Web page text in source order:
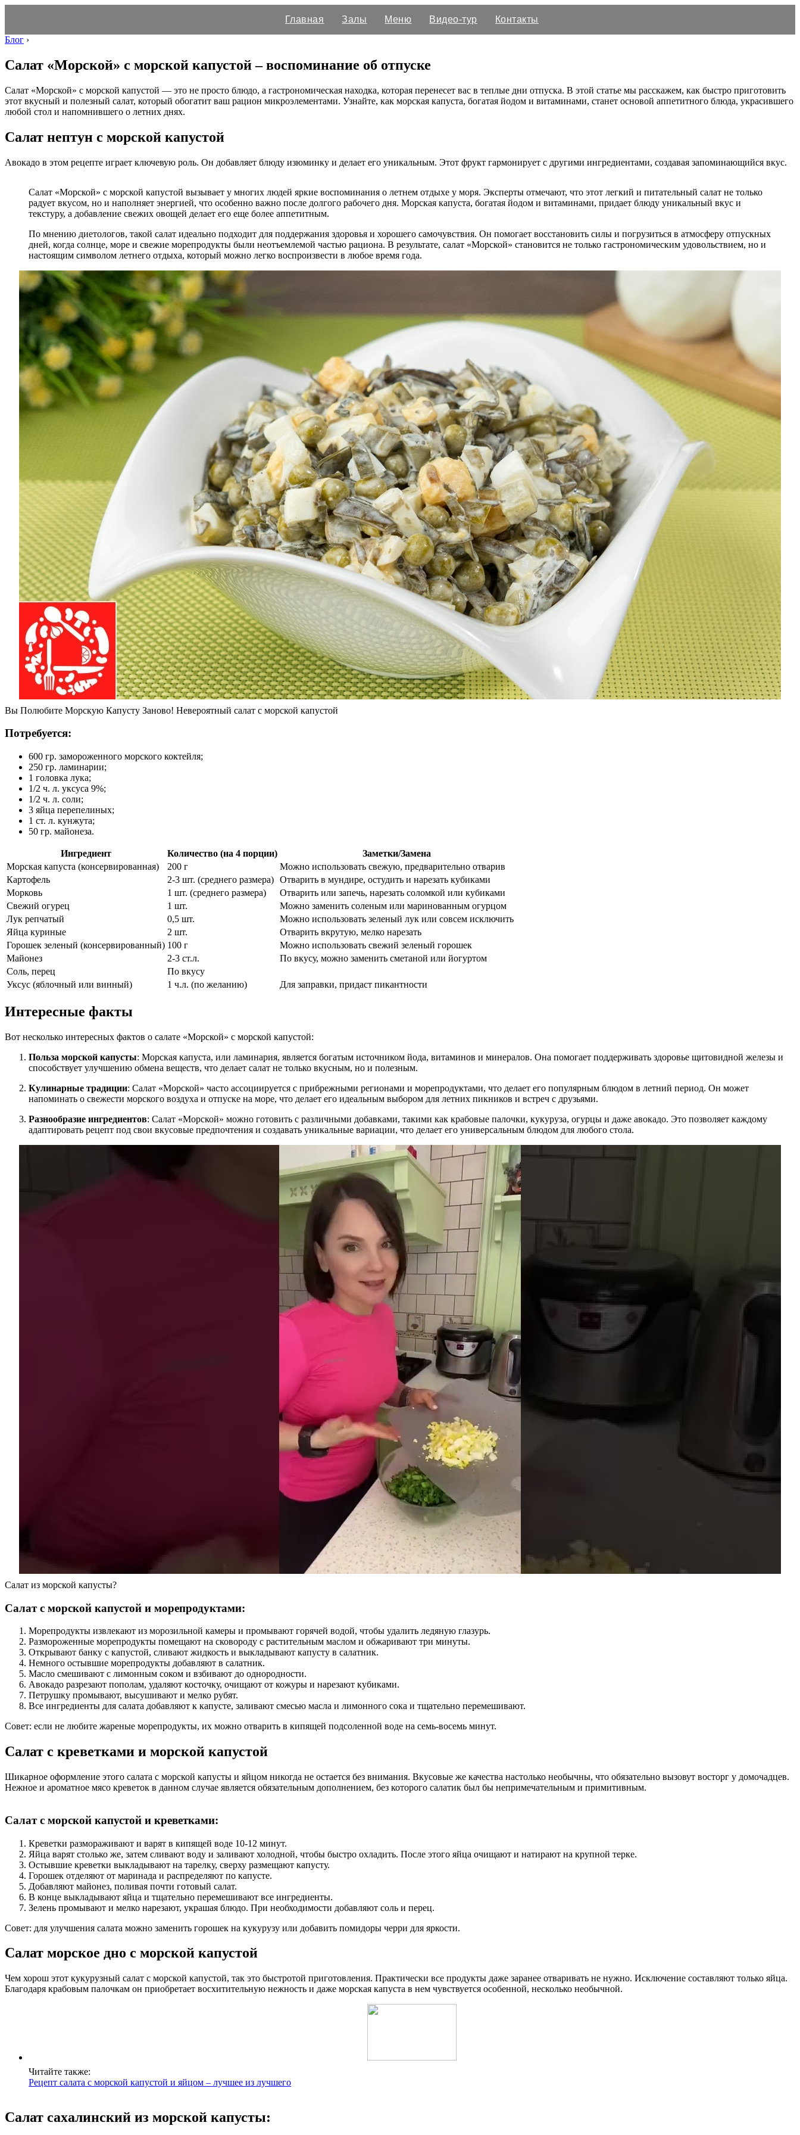
Главная Залы Меню Видео-тур
Контакты
Блог ›
Салат «Морской» с морской капустой – воспоминание об отпуске
Салат «Морской» с морской капустой — это не просто блюдо, а гастрономическая находка, которая перенесет вас в теплые дни отпуска. В этой статье мы расскажем, как быстро приготовить
этот вкусный и полезный салат, который обогатит ваш рацион микроэлементами. Узнайте, как морская капуста, богатая йодом и витаминами, станет основой аппетитного блюда, украсившего
любой стол и напомнившего о летних днях.
Салат нептун с морской капустой
Авокадо в этом рецепте играет ключевую роль. Он добавляет блюду изюминку и делает его уникальным. Этот фрукт гармонирует с другими ингредиентами, создавая запоминающийся вкус.
Салат «Морской» с морской капустой вызывает у многих людей яркие воспоминания о летнем отдыхе у моря. Эксперты отмечают, что этот легкий и питательный салат не только
радует вкусом, но и наполняет энергией, что особенно важно после долгого рабочего дня. Морская капуста, богатая йодом и витаминами, придает блюду уникальный вкус и
текстуру, а добавление свежих овощей делает его еще более аппетитным.
По мнению диетологов, такой салат идеально подходит для поддержания здоровья и хорошего самочувствия. Он помогает восстановить силы и погрузиться в атмосферу отпускных
дней, когда солнце, море и свежие морепродукты были неотъемлемой частью рациона. В результате, салат «Морской» становится не только гастрономическим удовольствием, но и
настоящим символом летнего отдыха, который можно легко воспроизвести в любое время года.
Вы Полюбите Морскую Капусту Заново! Невероятный салат с морской капустой
Потребуется:
600 гр. замороженного морского коктейля;
250 гр. ламинарии;
1 головка лука;
1/2 ч. л. уксуса 9%;
1/2 ч. л. соли;
3 яйца перепелиных;
1 ст. л. кунжута;
50 гр. майонеза.
Ингредиент Количество (на 4 порции)
Заметки/Замена
Морская капуста (консервированная)
200 г
Можно использовать свежую, предварительно отварив
Картофель
2-3 шт. (среднего размера) Отварить в мундире, остудить и нарезать кубиками
Морковь
1 шт. (среднего размера)
Отварить или запечь, нарезать соломкой или кубиками
Свежий огурец
1 шт.
Можно заменить соленым или маринованным огурцом
Лук репчатый
0,5 шт.
Можно использовать зеленый лук или совсем исключить
Яйца куриные
2 шт.
Отварить вкрутую, мелко нарезать
Горошек зеленый (консервированный) 100 г
Можно использовать свежий зеленый горошек
Майонез
2-3 ст.л.
По вкусу, можно заменить сметаной или йогуртом
Соль, перец
По вкусу
Уксус (яблочный или винный)
1 ч.л. (по желанию) Для заправки, придаст пикантности
Интересные факты
Вот несколько интересных фактов о салате «Морской» с морской капустой:
Польза морской капусты: Морская капуста, или ламинария, является богатым источником йода, витаминов и минералов. Она помогает поддерживать здоровье щитовидной железы и
способствует улучшению обмена веществ, что делает салат не только вкусным, но и полезным.
Кулинарные традиции: Салат «Морской» часто ассоциируется с прибрежными регионами и морепродуктами, что делает его популярным блюдом в летний период. Он может
напоминать о свежести морского воздуха и отпуске на море, что делает его идеальным выбором для летних пикников и встреч с друзьями.
Разнообразие ингредиентов: Салат «Морской» можно готовить с различными добавками, такими как крабовые палочки, кукуруза, огурцы и даже авокадо. Это позволяет каждому
адаптировать рецепт под свои вкусовые предпочтения и создавать уникальные вариации, что делает его универсальным блюдом для любого стола.
Салат из морской капусты?
Салат с морской капустой и морепродуктами:
Морепродукты извлекают из морозильной камеры и промывают горячей водой, чтобы удалить ледяную глазурь.
Размороженные морепродукты помещают на сковороду с растительным маслом и обжаривают три минуты.
Открывают банку с капустой, сливают жидкость и выкладывают капусту в салатник.
Немного остывшие морепродукты добавляют в салатник.
Масло смешивают с лимонным соком и взбивают до однородности.
Авокадо разрезают пополам, удаляют косточку, очищают от кожуры и нарезают кубиками.
Петрушку промывают, высушивают и мелко рубят.
Все ингредиенты для салата добавляют к капусте, заливают смесью масла и лимонного сока и тщательно перемешивают.
Совет: если не любите жареные морепродукты, их можно отварить в кипящей подсоленной воде на семь-восемь минут.
Салат с креветками и морской капустой
Шикарное оформление этого салата с морской капусты и яйцом никогда не остается без внимания. Вкусовые же качества настолько необычны, что обязательно вызовут восторг у домочадцев.
Нежное и ароматное мясо креветок в данном случае является обязательным дополнением, без которого салатик был бы непримечательным и примитивным.
Салат с морской капустой и креветками:
Креветки размораживают и варят в кипящей воде 10-12 минут.
Яйца варят столько же, затем сливают воду и заливают холодной, чтобы быстро охладить. После этого яйца очищают и натирают на крупной терке.
Остывшие креветки выкладывают на тарелку, сверху размещают капусту.
Горошек отделяют от маринада и распределяют по капусте.
Добавляют майонез, поливая почти готовый салат.
В конце выкладывают яйца и тщательно перемешивают все ингредиенты.
Зелень промывают и мелко нарезают, украшая блюдо. При необходимости добавляют соль и перец.
Совет: для улучшения салата можно заменить горошек на кукурузу или добавить помидоры черри для яркости.
Салат морское дно с морской капустой
Чем хорош этот кукурузный салат с морской капустой, так это быстротой приготовления. Практически все продукты даже заранее отваривать не нужно. Исключение составляют только яйца.
Благодаря крабовым палочкам он приобретает восхитительную нежность и даже морская капуста в нем чувствуется особенной, несколько необычной.
Читайте также:
Рецепт салата с морской капустой и яйцом – лучшее из лучшего
Салат сахалинский из морской капусты: